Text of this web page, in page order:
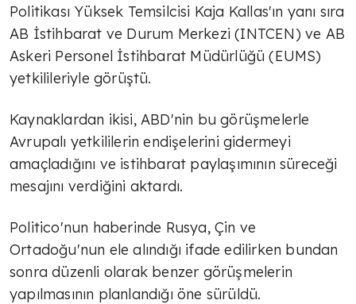
Politikası Yüksek Temsilcisi Kaja Kallas'ın yanı sıra
AB İstihbarat ve Durum Merkezi (INTCEN) ve AB
Askeri Personel İstihbarat Müdürlüğü (EUMS)
yetkilileriyle görüştü.
Kaynaklardan ikisi, ABD'nin bu görüşmelerle
Avrupalı yetkililerin endişelerini gidermeyi
amaçladığını ve istihbarat paylaşımının süreceği
mesajını verdiğini aktardı.
Politico'nun haberinde Rusya, Çin ve
Ortadoğu'nun ele alındığı ifade edilirken bundan
sonra düzenli olarak benzer görüşmelerin
yapılmasının planlandığı öne sürüldü.